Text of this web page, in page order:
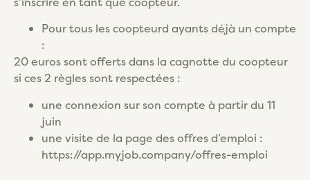
Pour tous les coopteurd ayants déjà un compte
:
20 euros sont offerts dans la cagnotte du coopteur
si ces 2 règles sont respectées :
une connexion sur son compte à partir du 11
juin
une visite de la page des offres d’emploi :
https://app.myjob.company/offres-emploi